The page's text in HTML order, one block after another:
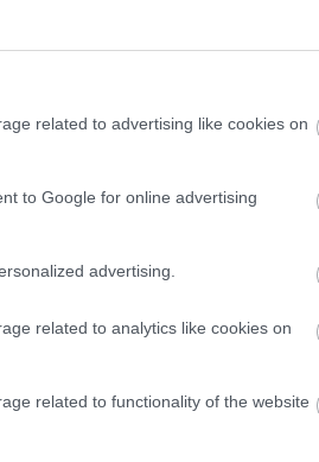
related to advertising like cookies on
to Google for online advertising
advertising.
related to analytics like cookies on
related to functionality of the website
στα